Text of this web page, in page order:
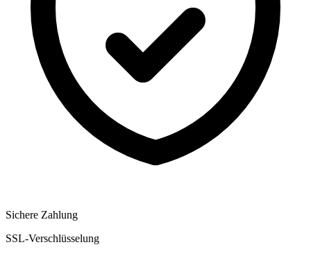
Sichere Zahlung
SSL-Verschlüsselung